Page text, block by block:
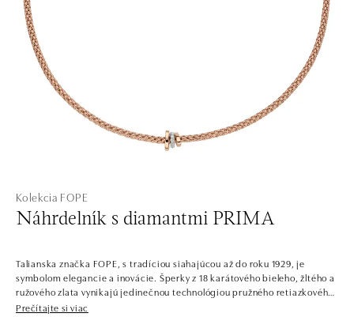
Kolekcia FOPE
Náhrdelník s diamantmi PRIMA
Talianska značka FOPE, s tradíciou siahajúcou až do roku 1929, je
symbolom elegancie a inovácie. Šperky z 18 karátového bieleho, žltého a
ružového zlata vynikajú jedinečnou technológiou pružného retiazkového
vzoru, ktorá zaisťuje výnimočný komfort a štýl. Sú skvelé pre každú
Prečítajte si viac